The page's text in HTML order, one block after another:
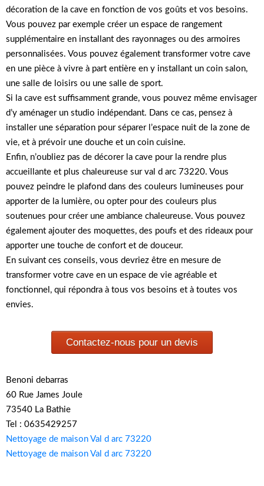
décoration de la cave en fonction de vos goûts et vos besoins.
Vous pouvez par exemple créer un espace de rangement
supplémentaire en installant des rayonnages ou des armoires
personnalisées. Vous pouvez également transformer votre cave
en une pièce à vivre à part entière en y installant un coin salon,
une salle de loisirs ou une salle de sport.
Si la cave est suffisamment grande, vous pouvez même envisager
d’y aménager un studio indépendant. Dans ce cas, pensez à
installer une séparation pour séparer l’espace nuit de la zone de
vie, et à prévoir une douche et un coin cuisine.
Enfin, n’oubliez pas de décorer la cave pour la rendre plus
accueillante et plus chaleureuse sur val d arc 73220. Vous
pouvez peindre le plafond dans des couleurs lumineuses pour
apporter de la lumière, ou opter pour des couleurs plus
soutenues pour créer une ambiance chaleureuse. Vous pouvez
également ajouter des moquettes, des poufs et des rideaux pour
apporter une touche de confort et de douceur.
En suivant ces conseils, vous devriez être en mesure de
transformer votre cave en un espace de vie agréable et
fonctionnel, qui répondra à tous vos besoins et à toutes vos
envies.
Contactez-nous pour un devis
Benoni debarras
60 Rue James Joule
73540 La Bathie
Tel : 0635429257
Nettoyage de maison Val d arc 73220
Nettoyage de maison Val d arc 73220